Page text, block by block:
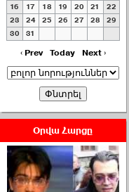
ԿՐԹՈՒԹԵԱՆ
ՃԱՆԱՊԱՐՀՈՎ ›››
2026-07-06 06:50:00
Ամենաշատը էսօրվանից
էի վախենում.Նիկոլայ
Եղիազարյան ›››
16
17 18 19 20 21
22
23
24 25 26 27 28
29
30
31
‹ Prev Today Next ›
Օրվա Հարցը